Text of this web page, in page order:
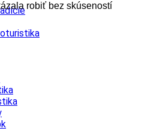
robiť bez skúseností